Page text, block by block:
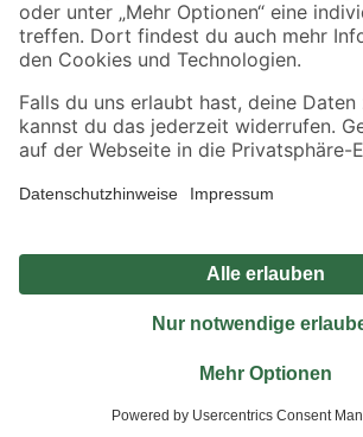
Alle Preisangaben in EUR inkl. gesetzl. MwSt.. Die
Umständen nicht in allen Märkten verfügbar. Die angegebenen
Produkte nur solange der Vorrat reicht.
*Paketversand ab 59 € versandkostenfrei, gilt nicht für Artikel
Privatsphäre Impressum
Nutzungsbedingungen
Widerrufsrecht
Vertrag
© 2026 toom Baumarkt GmbH